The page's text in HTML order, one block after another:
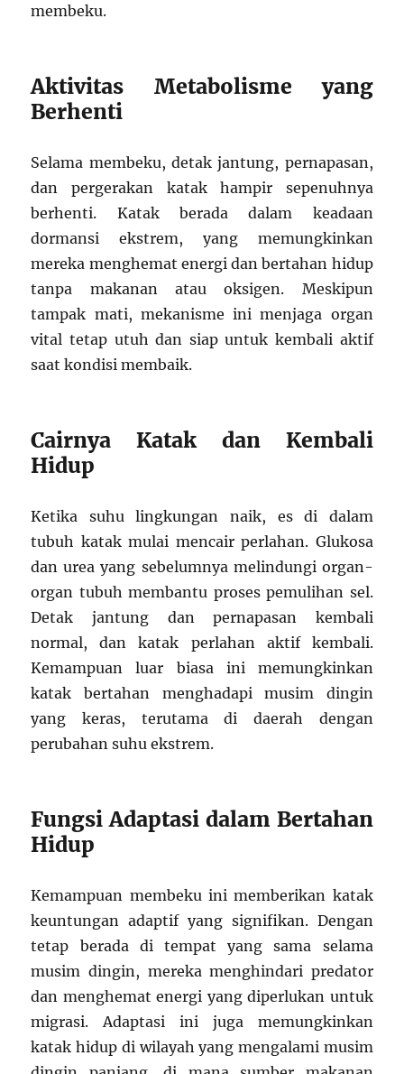
membeku.
Aktivitas Metabolisme yang
Berhenti
Selama membeku, detak jantung, pernapasan,
dan pergerakan katak hampir sepenuhnya
berhenti. Katak berada dalam keadaan
dormansi ekstrem, yang memungkinkan
mereka menghemat energi dan bertahan hidup
tanpa makanan atau oksigen. Meskipun
tampak mati, mekanisme ini menjaga organ
vital tetap utuh dan siap untuk kembali aktif
saat kondisi membaik.
Cairnya Katak dan Kembali
Hidup
Ketika suhu lingkungan naik, es di dalam
tubuh katak mulai mencair perlahan. Glukosa
dan urea yang sebelumnya melindungi organ-
organ tubuh membantu proses pemulihan sel.
Detak jantung dan pernapasan kembali
normal, dan katak perlahan aktif kembali.
Kemampuan luar biasa ini memungkinkan
katak bertahan menghadapi musim dingin
yang keras, terutama di daerah dengan
perubahan suhu ekstrem.
Fungsi Adaptasi dalam Bertahan
Hidup
Kemampuan membeku ini memberikan katak
keuntungan adaptif yang signifikan. Dengan
tetap berada di tempat yang sama selama
musim dingin, mereka menghindari predator
dan menghemat energi yang diperlukan untuk
migrasi. Adaptasi ini juga memungkinkan
katak hidup di wilayah yang mengalami musim